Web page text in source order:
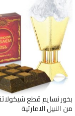
من النبيل الامارتية